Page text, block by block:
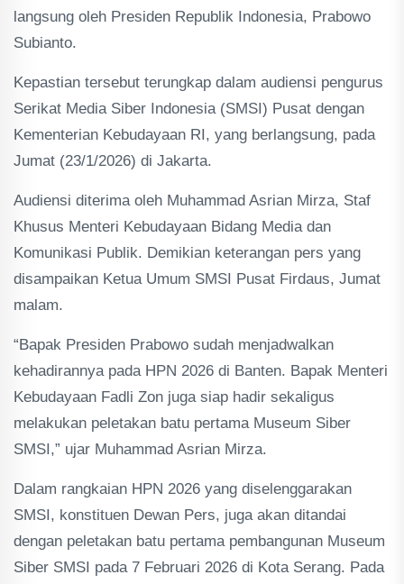
langsung oleh Presiden Republik Indonesia, Prabowo
Subianto.
Kepastian tersebut terungkap dalam audiensi pengurus
Serikat Media Siber Indonesia (SMSI) Pusat dengan
Kementerian Kebudayaan RI, yang berlangsung, pada
Jumat (23/1/2026) di Jakarta.
Audiensi diterima oleh Muhammad Asrian Mirza, Staf
Khusus Menteri Kebudayaan Bidang Media dan
Komunikasi Publik. Demikian keterangan pers yang
disampaikan Ketua Umum SMSI Pusat Firdaus, Jumat
malam.
“Bapak Presiden Prabowo sudah menjadwalkan
kehadirannya pada HPN 2026 di Banten. Bapak Menteri
Kebudayaan Fadli Zon juga siap hadir sekaligus
melakukan peletakan batu pertama Museum Siber
SMSI,” ujar Muhammad Asrian Mirza.
Dalam rangkaian HPN 2026 yang diselenggarakan
SMSI, konstituen Dewan Pers, juga akan ditandai
dengan peletakan batu pertama pembangunan Museum
Siber SMSI pada 7 Februari 2026 di Kota Serang. Pada